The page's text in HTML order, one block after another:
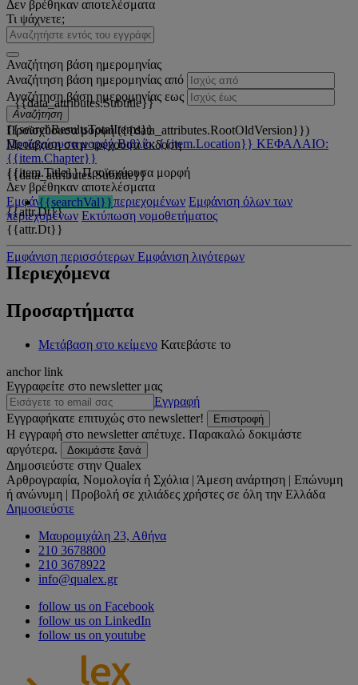
Δεν βρέθηκαν αποτελέσματα
Τι ψάχνετε;
Αναζήτηση βάση ημερομηνίας
Αναζήτηση βάση ημερομηνίας από
Αναζήτηση βάση ημερομηνίας εως
Αναζήτηση
{{searchResultsTotalItems}}
Προϊσχύουσα μορφή Βιβλίο: {{item.Location}} ΚΕΦΑΛΑΙΟ:
{{item.Chapter}}
{{item.Title}} Προϊσχύουσα μορφή
Δεν βρέθηκαν αποτελέσματα
Εμφάνιση όλων των περιεχομένων Εμφάνιση όλων των
περιεχομένων Εκτύπωση νομοθετήματος
{{data_attributes.Subtitle}}
Προϊσχύουσα μορφή ({{data_attributes.RootOldVersion}})
Μετάβαση στην τρέχουσα έκδοση
{{data_attributes.Subtitle}}
{{searchVal}}
{{attr.Dt}}
Εμφάνιση περισσότερων Εμφάνιση λιγότερων
{{attr.Dt}}
Περιεχόμενα
Προσαρτήματα
Μετάβαση στο κείμενο Κατεβάστε το
anchor link
Εγγραφείτε στο newsletter μας
Εγγραφή
Εγγραφήκατε επιτυχώς στο newsletter!
Επιστροφή
Η εγγραφή στο newsletter απέτυχε. Παρακαλώ δοκιμάστε
αργότερα.
Δοκιμάστε ξανά
Δημοσιεύστε στην Qualex
Αρθρογραφία, Νομολογία ή Σχόλια | Άμεση ανάρτηση | Επώνυμη
ή ανώνυμη | Προβολή σε χιλιάδες χρήστες σε όλη την Ελλάδα
Δημοσιεύστε
Μαυρομιχάλη 23, Αθήνα
210 3678800
210 3678922
info@qualex.gr
follow us on Facebook
follow us on LinkedIn
follow us on youtube